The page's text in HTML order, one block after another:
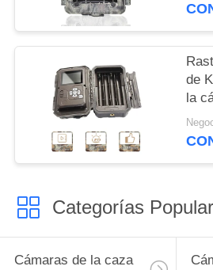
PRIVACIDAD
de
la
HD
Categorías
Cámaras de la caza